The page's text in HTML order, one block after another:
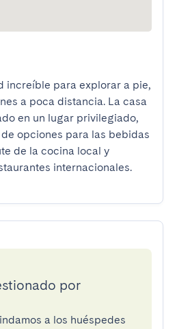
increíble para explorar a pie,
a poca distancia. La casa
en un lugar privilegiado,
opciones para las bebidas
de la cocina local y
internacionales.
por
a los huéspedes